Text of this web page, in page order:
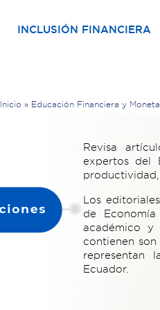
INCLUSIÓN FINANCIERA
Inicio » Educación Financiera y
Revisa
expertos del
Los
de
académico y
contienen
representan
Ecuador.